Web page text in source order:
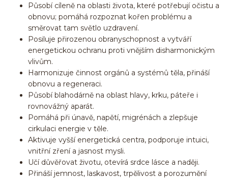
Působí cíleně na oblasti života, které potřebují očistu a
obnovu; pomáhá rozpoznat kořen problému a
směrovat tam světlo uzdravení.
Posiluje přirozenou obranyschopnost a vytváří
energetickou ochranu proti vnějším disharmonickým
vlivům.
Harmonizuje činnost orgánů a systémů těla, přináší
obnovu a regeneraci.
Působí blahodárně na oblast hlavy, krku, páteře i
rovnovážný aparát.
Pomáhá při únavě, napětí, migrénách a zlepšuje
cirkulaci energie v těle.
Aktivuje vyšší energetická centra, podporuje intuici,
vnitřní zření a jasnost mysli.
Učí důvěřovat životu, otevírá srdce lásce a naději.
Přináší jemnost, laskavost, trpělivost a porozumění